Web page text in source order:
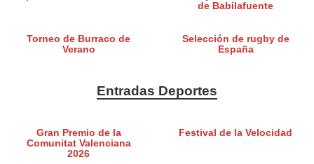
de Babilafuente
Torneo de Burraco de
Verano
Selección de rugby de
España
Entradas Deportes
Gran Premio de la
Comunitat Valenciana
2026
Festival de la Velocidad